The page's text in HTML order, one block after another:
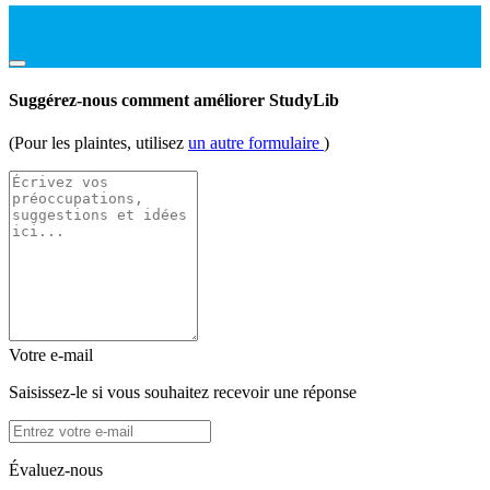
Suggérez-nous comment améliorer StudyLib
(Pour les plaintes, utilisez un autre formulaire )
Votre e-mail
Saisissez-le si vous souhaitez recevoir une réponse
Évaluez-nous